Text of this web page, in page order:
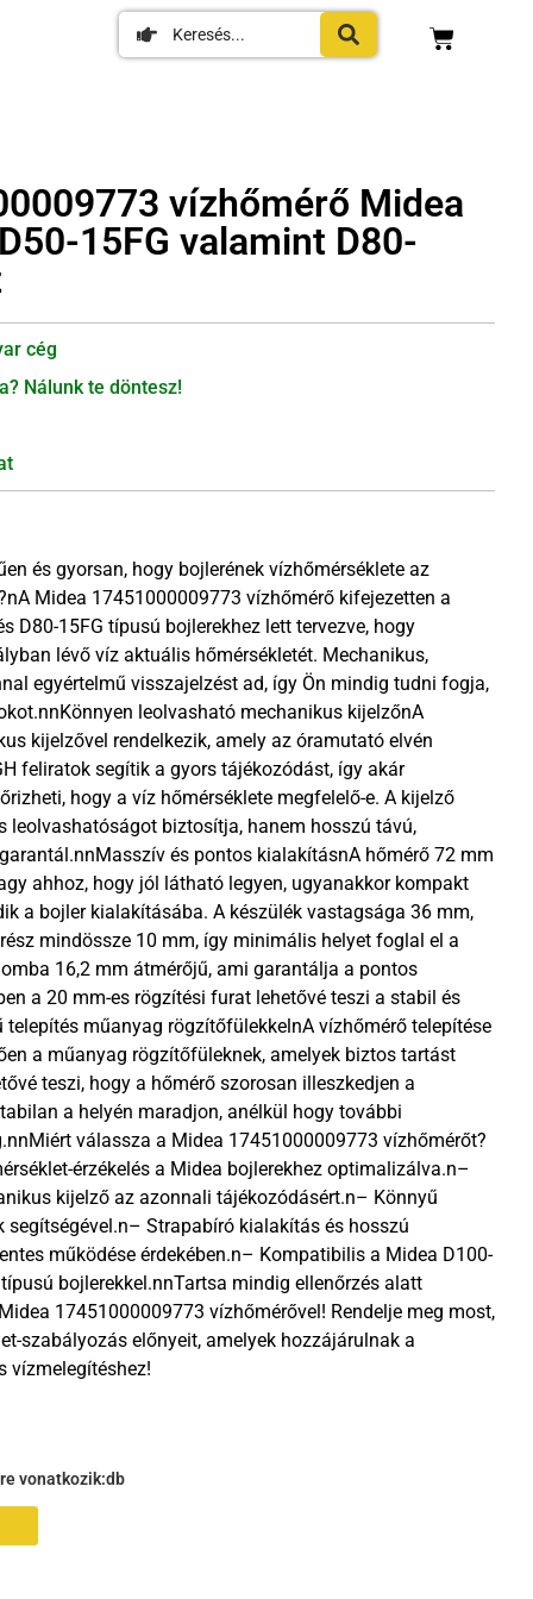
vízhőmérő Midea
15FG valamint D80-
cég
Nálunk te döntesz!
és gyorsan, hogy bojlerének vízhőmérséklete az
Midea 17451000009773 vízhőmérő kifejezetten a
D80-15FG típusú bojlerekhez lett tervezve, hogy
lévő víz aktuális hőmérsékletét. Mechanikus,
egyértelmű visszajelzést ad, így Ön mindig tudni fogja,
leolvasható mechanikus kijelzőnA
kijelzővel rendelkezik, amely az óramutató elvén
feliratok segítik a gyors tájékozódást, így akár
hogy a víz hőmérséklete megfelelő-e. A kijelző
leolvashatóságot biztosítja, hanem hosszú távú,
és pontos kialakításnA hőmérő 72 mm
ahhoz, hogy jól látható legyen, ugyanakkor kompakt
a bojler kialakításába. A készülék vastagsága 36 mm,
mindössze 10 mm, így minimális helyet foglal el a
16,2 mm átmérőjű, ami garantálja a pontos
a 20 mm-es rögzítési furat lehetővé teszi a stabil és
telepítés műanyag rögzítőfülekkelnA vízhőmérő telepítése
a műanyag rögzítőfüleknek, amelyek biztos tartást
teszi, hogy a hőmérő szorosan illeszkedjen a
a helyén maradjon, anélkül hogy további
válassza a Midea 17451000009773 vízhőmérőt?
érzékelés a Midea bojlerekhez optimalizálva.n–
kijelző az azonnali tájékozódásért.n– Könnyű
Strapabíró kialakítás és hosszú
működése érdekében.n– Kompatibilis a Midea D100-
típusú bojlerekkel.nnTartsa mindig ellenőrzés alatt
17451000009773 vízhőmérővel! Rendelje meg most,
szabályozás előnyeit, amelyek hozzájárulnak a
vízmelegítéshez!
vonatkozik:db